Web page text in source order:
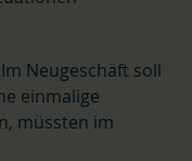
Neugeschäft soll
einmalige
müssten im